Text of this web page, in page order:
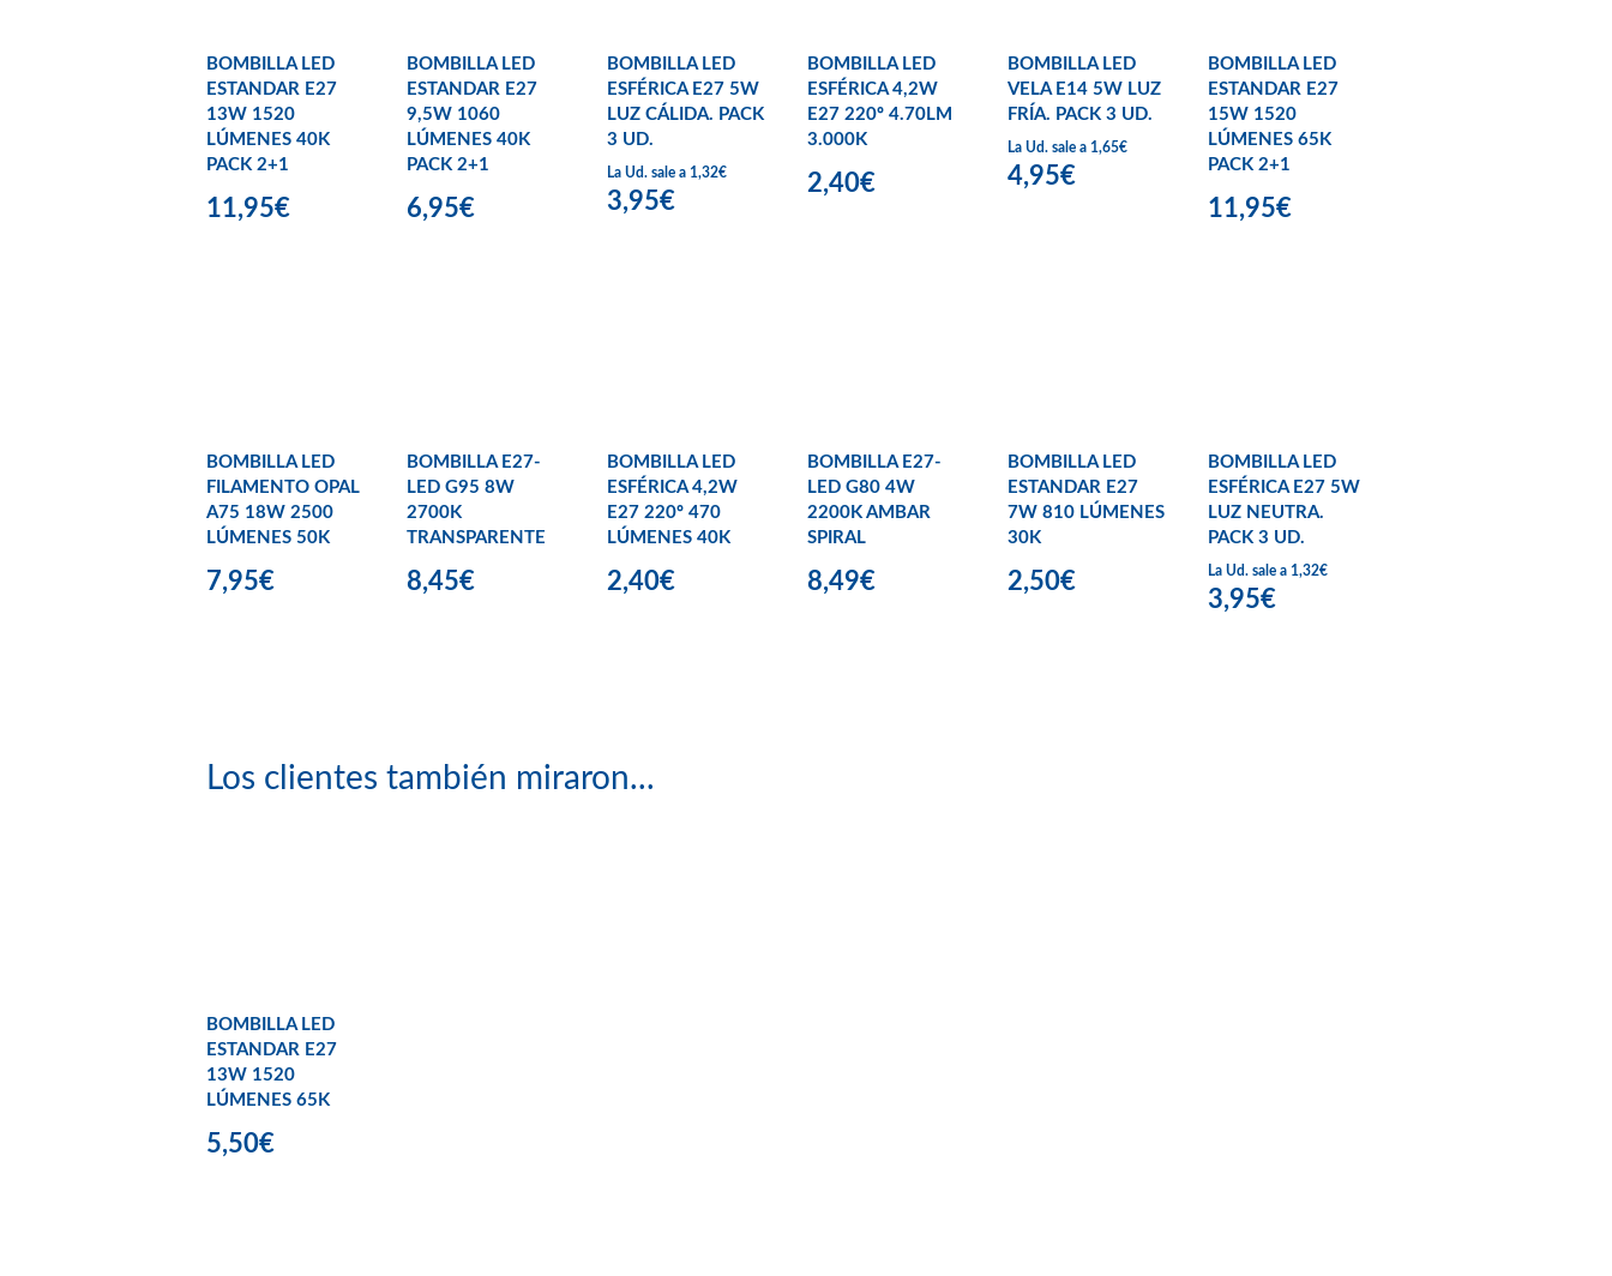
BOMBILLA LED
ESTANDAR E27
13W 1520
LÚMENES 40K
PACK 2+1
11,95€
BOMBILLA LED
ESTANDAR E27
9,5W 1060
LÚMENES 40K
PACK 2+1
6,95€
BOMBILLA LED
ESFÉRICA E27 5W
LUZ CÁLIDA. PACK
3 UD.
La Ud. sale a 1,32€
3,95€
BOMBILLA LED
ESFÉRICA 4,2W
E27 220º 4.70LM
3.000K
2,40€
BOMBILLA LED
VELA E14 5W LUZ
FRÍA. PACK 3 UD.
La Ud. sale a 1,65€
4,95€
BOMBILLA LED
ESTANDAR E27
15W 1520
LÚMENES 65K
PACK 2+1
11,95€
BOMBILLA LED
FILAMENTO OPAL
A75 18W 2500
LÚMENES 50K
7,95€
BOMBILLA E27-
LED G95 8W
2700K
TRANSPARENTE
8,45€
BOMBILLA LED
ESFÉRICA 4,2W
E27 220º 470
LÚMENES 40K
2,40€
BOMBILLA E27-
LED G80 4W
2200K AMBAR
SPIRAL
8,49€
BOMBILLA LED
ESTANDAR E27
7W 810 LÚMENES
30K
2,50€
BOMBILLA LED
ESFÉRICA E27 5W
LUZ NEUTRA.
PACK 3 UD.
La Ud. sale a 1,32€
3,95€
Los clientes también miraron...
BOMBILLA LED
ESTANDAR E27
13W 1520
LÚMENES 65K
5,50€